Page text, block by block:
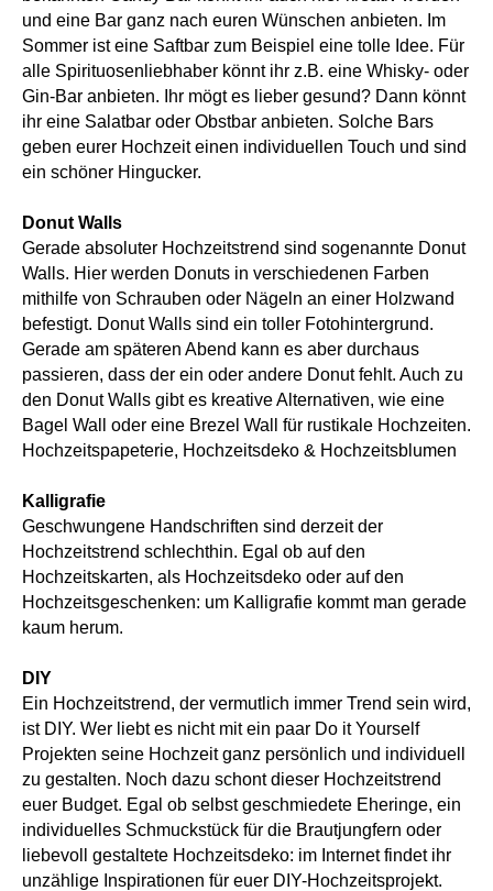
und eine Bar ganz nach euren Wünschen anbieten. Im
Sommer ist eine Saftbar zum Beispiel eine tolle Idee. Für
alle Spirituosenliebhaber könnt ihr z.B. eine Whisky- oder
Gin-Bar anbieten. Ihr mögt es lieber gesund? Dann könnt
ihr eine Salatbar oder Obstbar anbieten. Solche Bars
geben eurer Hochzeit einen individuellen Touch und sind
ein schöner Hingucker.
Donut Walls
Gerade absoluter Hochzeitstrend sind sogenannte Donut
Walls. Hier werden Donuts in verschiedenen Farben
mithilfe von Schrauben oder Nägeln an einer Holzwand
befestigt. Donut Walls sind ein toller Fotohintergrund.
Gerade am späteren Abend kann es aber durchaus
passieren, dass der ein oder andere Donut fehlt. Auch zu
den Donut Walls gibt es kreative Alternativen, wie eine
Bagel Wall oder eine Brezel Wall für rustikale Hochzeiten.
Hochzeitspapeterie, Hochzeitsdeko & Hochzeitsblumen
Kalligrafie
Geschwungene Handschriften sind derzeit der
Hochzeitstrend schlechthin. Egal ob auf den
Hochzeitskarten, als Hochzeitsdeko oder auf den
Hochzeitsgeschenken: um Kalligrafie kommt man gerade
kaum herum.
DIY
Ein Hochzeitstrend, der vermutlich immer Trend sein wird,
ist DIY. Wer liebt es nicht mit ein paar Do it Yourself
Projekten seine Hochzeit ganz persönlich und individuell
zu gestalten. Noch dazu schont dieser Hochzeitstrend
euer Budget. Egal ob selbst geschmiedete Eheringe, ein
individuelles Schmuckstück für die Brautjungfern oder
liebevoll gestaltete Hochzeitsdeko: im Internet findet ihr
unzählige Inspirationen für euer DIY-Hochzeitsprojekt.